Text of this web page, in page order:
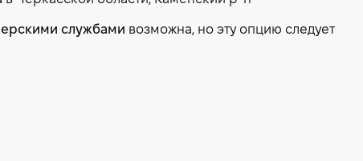
службами возможна, но эту опцию следует